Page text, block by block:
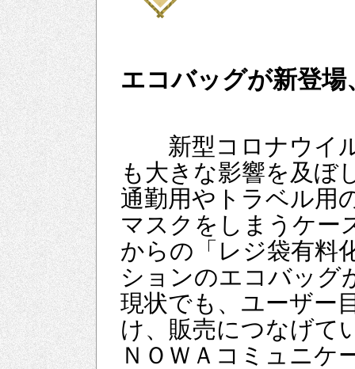
エコバッグが新登
新型コロナウイル
も大きな影響を及ぼ
通勤用やトラベル用
マスクをしまうケー
からの「レジ袋有料
ションのエコバッグ
現状でも、ユーザー
け、販売につなげて
ＮＯＷＡコミュニケ